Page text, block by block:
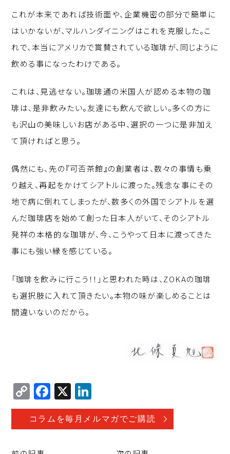
これが本来であれば技術面や、企業機密の部分で簡単に
はいかないが、マルハンダイニングはこれを克服した。こ
れで、本当にアメリカで賞賛されている珈琲が、同じように
飲める事になったわけである。
これは、見逃せない。珈琲通の米国人が認める本物の珈
琲は、是非飲みたい。友達にも飲んで欲しい。多くの方に
も沢山の美味しいお店がある中、選択の一つに是非加え
て頂ければと思う。
偶然にも、先の『可否茶館』の創業者は、数々の事情も乗
り越え、再起をかけてシアトルに渡った。残念な事にその
地で病に倒れてしまったが、数多くの外国でシアトルを選
んだ珈琲店を始めて創った日本人がいて、そのシアトル
発祥の本格的な珈琲が、今、こうやって日本に渡ってきた
事にも強い縁を感じている。
「珈琲を飲みに行こう！！」と思われた時は、ZOKAの珈琲
も選択肢に入れて頂きたい。本物の味が楽しめることは
間違いないのだから。
C
o
p
F
a
c
X
n
k
コラムを毎月メルマガでご購読